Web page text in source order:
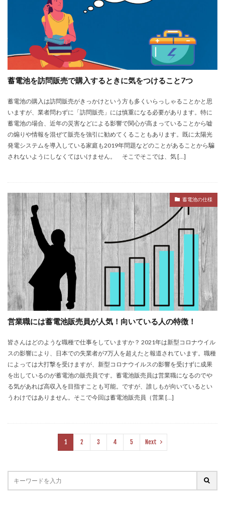
蓄電池を訪問販売で購入するときに気をつけること7つ
蓄電池の購入は訪問販売がきっかけという方も多くいらっしゃることかと思
いますが、業者問わずに「訪問販売」には慎重になる必要があります。特に
蓄電池の場合、近年の災害などによる影響で関心が高まっていることから嘘
の煽りや情報を混ぜて販売を強引に勧めてくることもあります。既に太陽光
発電システムを導入している家庭も2019年問題などのことがあることから騙
されないようにしなくてはいけません。 そこでそこでは、気 […]
蓄電池の仕様
営業職には蓄電池販売員が人気！向いている人の特徴！
皆さんはどのような職種で仕事をしていますか？ 2021年は新型コロナウイル
スの影響により、日本での失業者が7万人を超えたと報道されています。職種
によっては大打撃を受けますが、新型コロナウイルスの影響を受けずに成果
を出しているのが蓄電池の販売員です。蓄電池販売員は営業職になるのでや
る気があれば高収入を目指すことも可能。ですが、誰しもが向いているとい
うわけではありません。そこで今回は蓄電池販売員（営業 […]
1 2 3 4 5 Next